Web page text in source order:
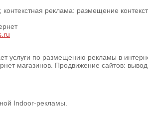
контекстная реклама: размещение
услуги по размещению рекламы в
магазинов. Продвижение сайтов:
Indoor-рекламы.